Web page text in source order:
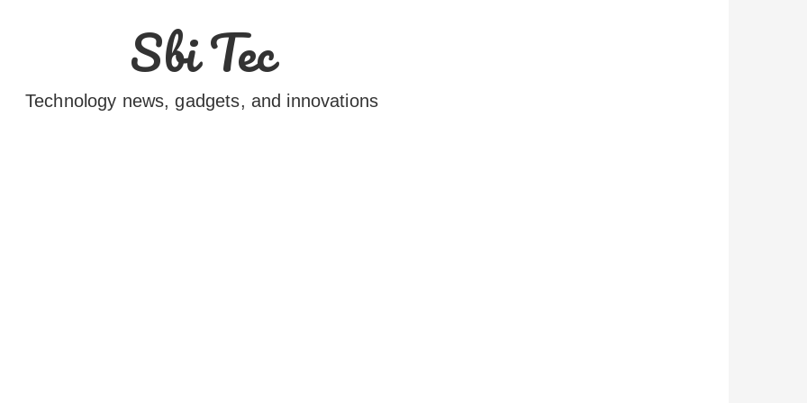
Sbi Tec
Technology news, gadgets, and innovations